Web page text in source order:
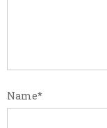
Name*